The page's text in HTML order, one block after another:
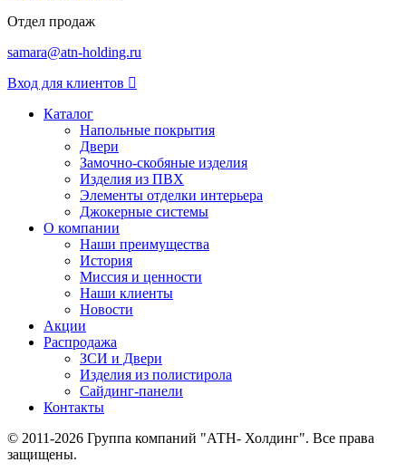
Отдел продаж
samara@atn-holding.ru
Вход для клиентов
Каталог
Напольные покрытия
Двери
Замочно-скобяные изделия
Изделия из ПВХ
Элементы отделки интерьера
Джокерные системы
О компании
Наши преимущества
История
Миссия и ценности
Наши клиенты
Новости
Акции
Распродажа
ЗСИ и Двери
Изделия из полистирола
Сайдинг-панели
Контакты
© 2011-2026 Группа компаний "АТН- Холдинг". Все права
защищены.